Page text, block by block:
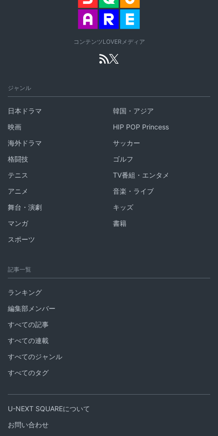
コンテンツLOVERメディア
ジャンル
日本ドラマ
韓国・アジア
映画
HIP POP Princess
海外ドラマ
サッカー
格闘技
ゴルフ
テニス
TV番組・エンタメ
アニメ
音楽・ライブ
舞台・演劇
キッズ
マンガ
書籍
スポーツ
記事一覧
ランキング
編集部メンバー
すべての記事
すべての連載
すべてのジャンル
すべてのタグ
U-NEXT SQUAREについて
お問い合わせ